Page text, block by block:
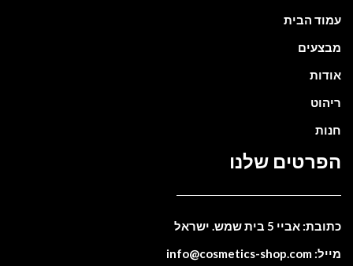
עמוד הבית
מבצעים
אודות
ריהוט
חנות
הפרטים שלנו
כתובת: אביי 5 בית שמש. ישראל
מייל: info@cosmetics-shop.com